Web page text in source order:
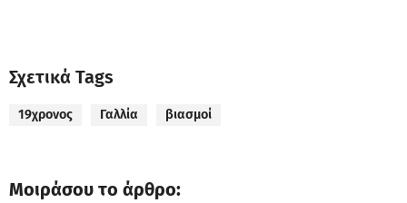
Σχετικά Tags
19χρονος Γαλλία βιασμοί
Μοιράσου το άρθρο: